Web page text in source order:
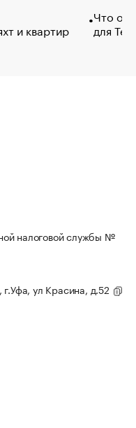
и квартир
Что
для
налоговой службы №
ул Красина, д.52